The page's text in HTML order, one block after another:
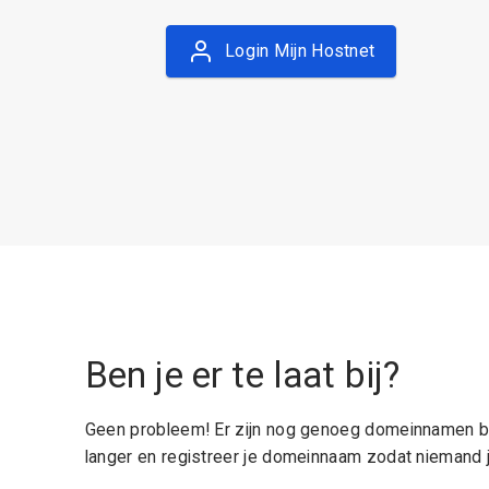
Login Mijn Hostnet
Ben je er te laat bij?
Geen probleem! Er zijn nog genoeg domeinnamen
langer en registreer je domeinnaam zodat niemand